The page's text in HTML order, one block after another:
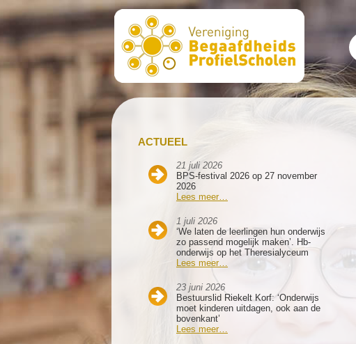
ACTUEEL
21 juli 2026
BPS-festival 2026 op 27 november
2026
Lees meer…
1 juli 2026
‘We laten de leerlingen hun onderwijs
zo passend mogelijk maken’. Hb-
onderwijs op het Theresialyceum
Lees meer…
23 juni 2026
Bestuurslid Riekelt Korf: ‘Onderwijs
moet kinderen uitdagen, ook aan de
bovenkant’
Lees meer…